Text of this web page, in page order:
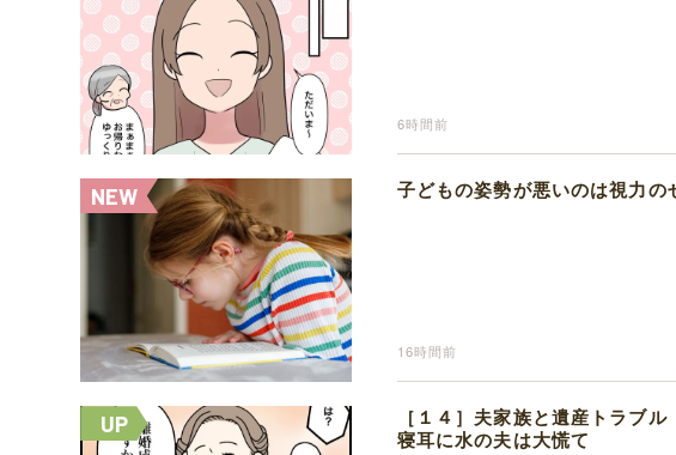
6時間前
子どもの姿勢が悪いのは視力
16時間前
［１４］夫家族と遺産トラブ
寝耳に水の夫は大慌て